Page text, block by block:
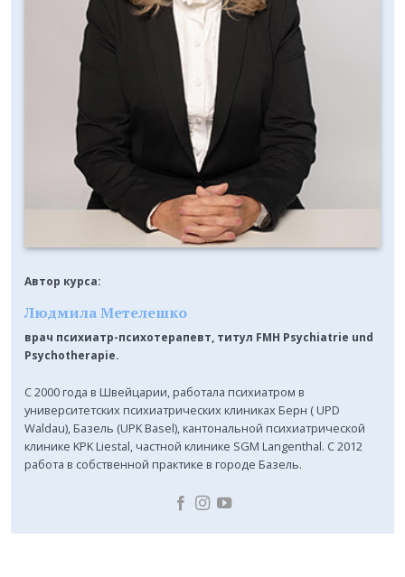
Автор курса:
Людмила Метелешко
врач психиатр-психотерапевт, титул FMH Psychiatrie und
Psychotherapie.
С 2000 года в Швейцарии, работала психиатром в
университетских психиатрических клиниках Берн ( UPD
Waldau), Базель (UPK Basel), кантональной психиатрической
клинике KPK Liestal, частной клинике SGM Langenthal. C 2012
работа в собственной практике в городе Базель.